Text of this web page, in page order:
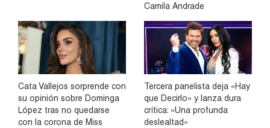
Camila Andrade
Cata Vallejos sorprende con
su opinión sobre Dominga
López tras no quedarse
con la corona de Miss
Tercera panelista deja «Hay
que Decirlo» y lanza dura
crítica: «Una profunda
deslealtad»